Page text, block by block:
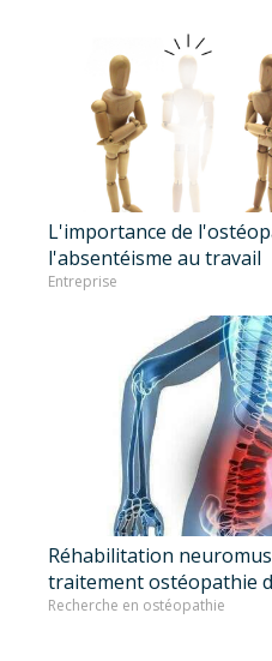
L'importance de
l'absentéisme au travail
Entreprise
Réhabilitation
traitement ostéopathie
Recherche en ostéopathie